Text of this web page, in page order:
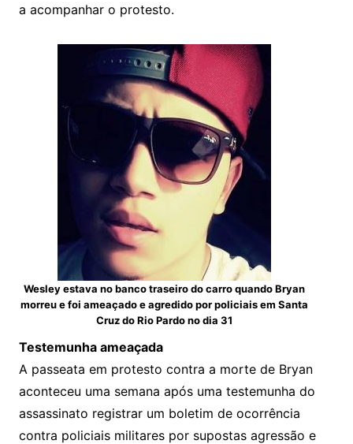
a acompanhar o protesto.
Wesley estava no banco traseiro do carro quando Bryan
morreu e foi ameaçado e agredido por policiais em Santa
Cruz do Rio Pardo no dia 31
Testemunha ameaçada
A passeata em protesto contra a morte de Bryan
aconteceu uma semana após uma testemunha do
assassinato registrar um boletim de ocorrência
contra policiais militares por supostas agressão e